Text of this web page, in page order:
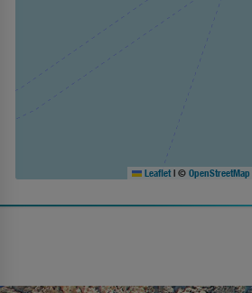
Leaflet |© OpenStreetMap